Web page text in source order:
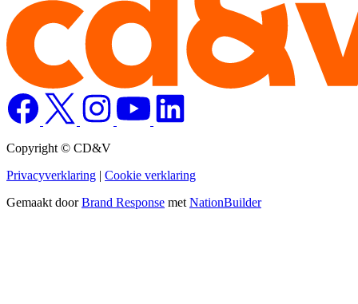
Copyright © CD&V
Privacyverklaring
Cookie verklaring
Gemaakt doorBrand Response metNationBuilder